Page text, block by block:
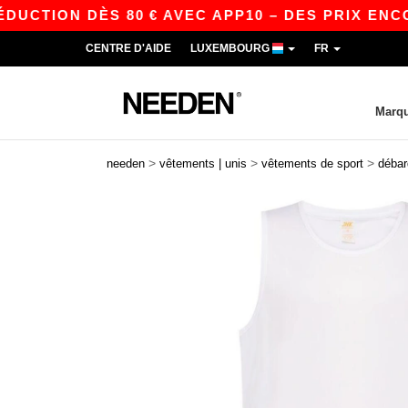
DÈS 80 € AVEC APP10 – DES PRIX ENCORE
CENTRE D'AIDE LUXEMBOURG FR
needen > vêtements | unis > vêtements de sport >